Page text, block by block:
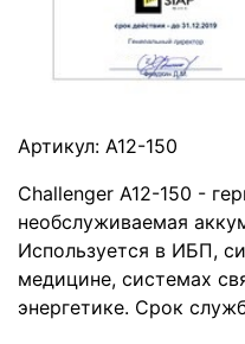
Артикул: A12-150
Challenger A12-150 -
необслуживаемая
Используется в ИБП,
медицине, системах
энергетике. Срок